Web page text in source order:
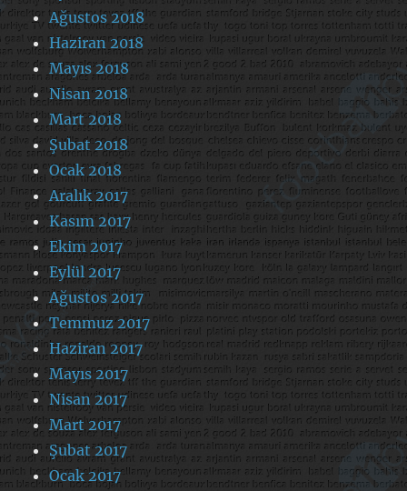
Ağustos 2018
Haziran 2018
Mayıs 2018
Nisan 2018
Mart 2018
Şubat 2018
Ocak 2018
Aralık 2017
Kasım 2017
Ekim 2017
Eylül 2017
Ağustos 2017
Temmuz 2017
Haziran 2017
Mayıs 2017
Nisan 2017
Mart 2017
Şubat 2017
Ocak 2017